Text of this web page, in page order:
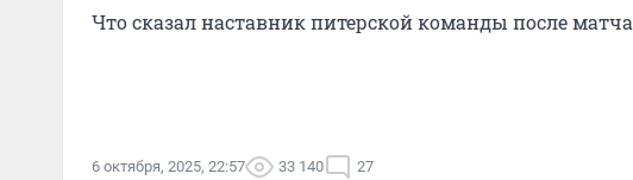
Что сказал наставник питерской команды после матча
6 октября, 2025, 22:57 33 140 27